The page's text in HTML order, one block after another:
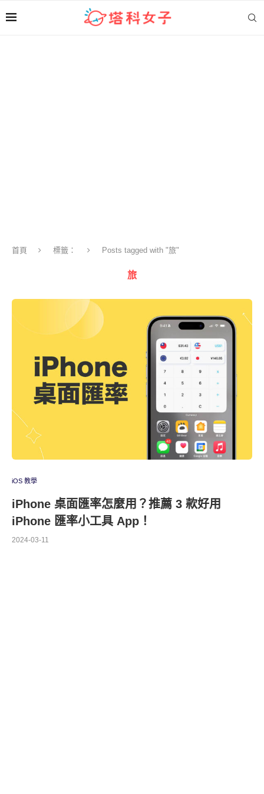
首頁 標籤： Posts tagged with "旅"
旅
iOS 教學
iPhone 桌面匯率怎麼用？推薦 3 款好用
iPhone 匯率小工具 App！
2024-03-11